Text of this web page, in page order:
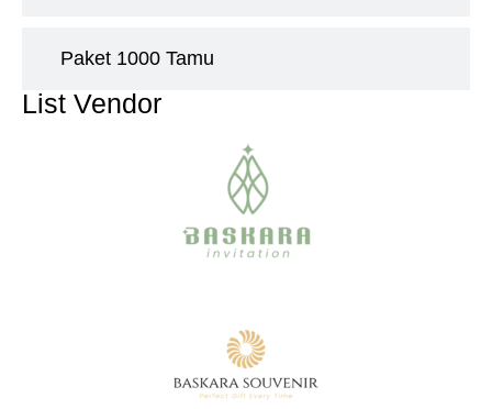
Paket 1000 Tamu
List Vendor